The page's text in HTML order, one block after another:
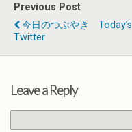
Previous Post
今日のつぶやき Today’s
Twitter
Leave a Reply